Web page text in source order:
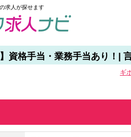
求人が探せます
】資格手当・業務手当あり！|
ギ